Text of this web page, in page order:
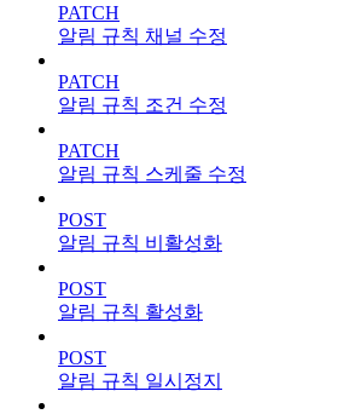
PATCH
알림 규칙 채널 수정
PATCH
알림 규칙 조건 수정
PATCH
알림 규칙 스케줄 수정
POST
알림 규칙 비활성화
POST
알림 규칙 활성화
POST
알림 규칙 일시정지